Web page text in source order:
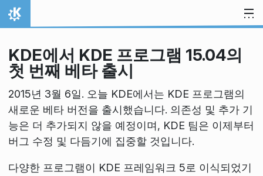
내용으로 이동
홈
KDE에서 KDE 프로그램 15.04의
첫 번째 베타 출시
2015년 3월 6일. 오늘 KDE에서는 KDE 프로그램의
새로운 베타 버전을 출시했습니다. 의존성 및 추가 기
능은 더 추가되지 않을 예정이며, KDE 팀은 이제부터
버그 수정 및 다듬기에 집중할 것입니다.
다양한 프로그램이 KDE 프레임워크 5로 이식되었기